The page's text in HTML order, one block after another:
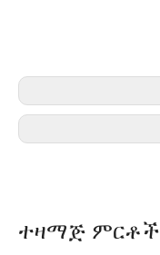
ተዛማጅ ምርቶች